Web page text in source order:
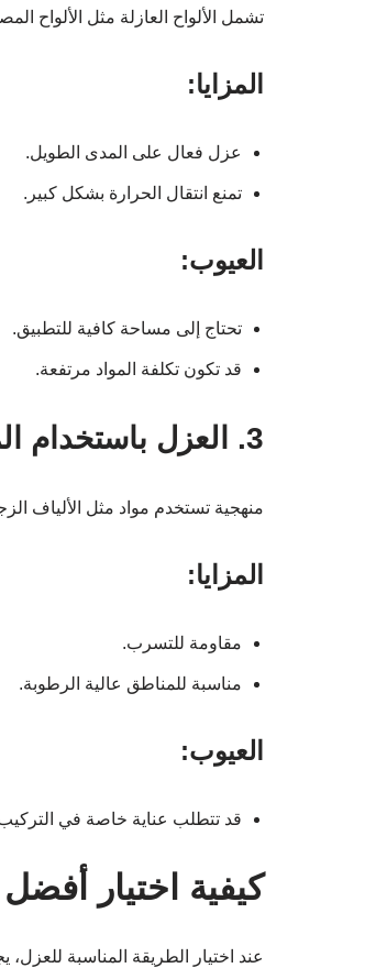
تشمل الألواح العازلة مثل الألواح
المزايا:
عزل فعال على المدى الطويل.
تمنع انتقال الحرارة بشكل كبير.
العيوب:
تحتاج إلى مساحة كافية للتطبيق.
قد تكون تكلفة المواد مرتفعة.
3. العزل باستخدام المواد المولدة للحرارة
منهجية تستخدم مواد مثل الألياف
المزايا:
مقاومة للتسرب.
مناسبة للمناطق عالية الرطوبة.
العيوب:
قد تتطلب عناية خاصة في
كيفية اختيار
عند اختيار الطريقة المناسبة للعزل،